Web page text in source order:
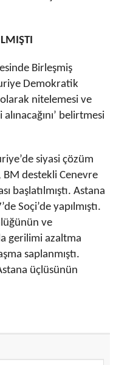
Birleşmiş
Demokratik
nitelemesi ve
belirtmesi
siyasi çözüm
BM destekli Cenevre
başlatılmıştı. Astana
Soçi’de yapılmıştı.
ve
gerilimi azaltma
saplanmıştı.
üçlüsünün